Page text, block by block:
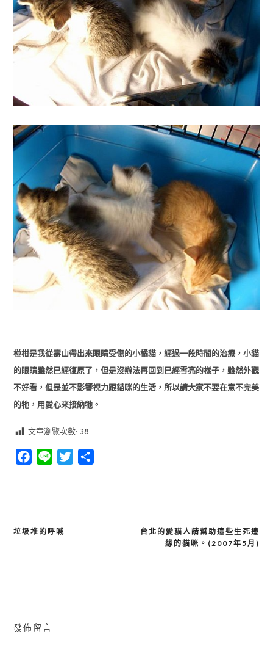
椪柑是我從壽山帶出來眼睛受傷的小橘貓，經過一段時間的治療，小貓
的眼睛雖然已經復原了，但是沒辦法再回到已經雪亮的樣子，雖然外觀
不好看，但是並不影響視力跟貓咪的生活，所以請大家不要在意不完美
的牠，用愛心來接納牠。
文章瀏覽次數: 38
Facebook
Line Twitter
文
台北的愛貓人請幫助這些生死邊
緣的貓咪。(2007年5月)
垃圾堆的呼喊
發佈留言